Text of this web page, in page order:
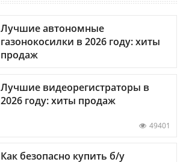
Лучшие автономные
газонокосилки в 2026 году: хиты
продаж
Лучшие видеорегистраторы в
2026 году: хиты продаж
49401
Как безопасно купить б/у